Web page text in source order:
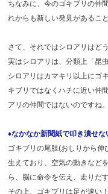
ちなみに、今のゴキブリの仲
れからも新しい発見があるこ
さて、それではシロアリはど
実はシロアリは、分類上「昆
シロアリはカマキリ以上にゴ
キブリではなくハチに近い仲
アリの仲間ではないのですね。
♦なかなか新聞紙で叩き潰せな
ゴキブリの尾肢(おしりから
生えており、空気の動きなど
ら、脳に命令を伝え、走りだ
その上、ゴキブリは足が速い